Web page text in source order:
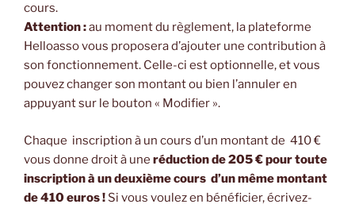
cours.
Attention :au moment du règlement, la plateforme
Helloasso vous proposera d’ajouter une contribution à
son fonctionnement. Celle-ci est optionnelle, et vous
pouvez changer son montant ou bien l’annuler en
appuyant sur le bouton « Modifier ».
Chaque inscription à un cours d’un montant de 410 €
vous donne droit à une réduction de 205 €pour toute
inscription à un deuxième cours d’un même montant
de 410 euros ! Si vous voulez en bénéficier, écrivez-